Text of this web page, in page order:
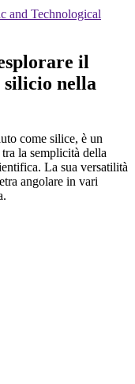
and Technological
il
silicio nella
come silice, è un
la semplicità della
La sua versatilità
angolare in vari